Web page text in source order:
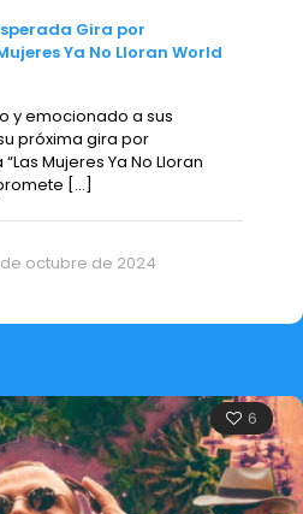
Gira por
Ya No Lloran World
y emocionado a sus
próxima gira por
Mujeres Ya No Lloran
[…]
octubre de 2024
6